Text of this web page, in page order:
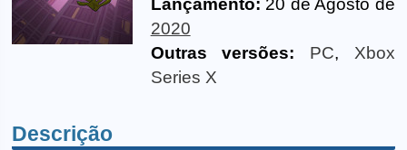
Lançamento: 20 de Agosto de
2020
Outras versões:
PC, Xbox
Series X
Descrição